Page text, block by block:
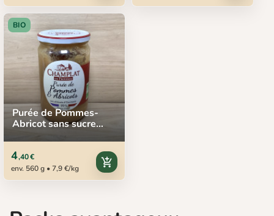
BIO
Purée de Pommes-
Abricot sans sucre
BIO, Champlat, 630 g
4,40 €
env. 560 g • 7,9 €/kg
add_shopping_cart